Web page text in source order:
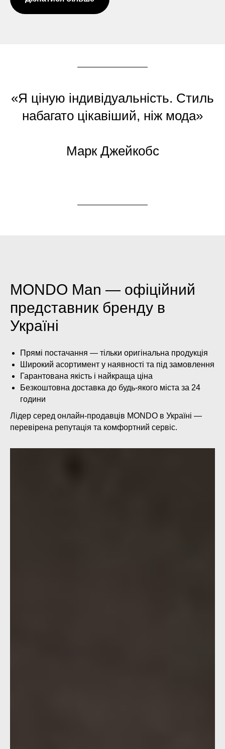
«Я ціную індивідуальність. Стиль
набагато цікавіший, ніж мода»
Марк Джейкобс
MONDO Man — офіційний
представник бренду в
Україні
Прямі постачання — тільки оригінальна продукція
Широкий асортимент у наявності та під замовлення
Гарантована якість і найкраща ціна
Безкоштовна доставка до будь-якого міста за 24
години
Лідер серед онлайн-продавців MONDO в Україні —
перевірена репутація та комфортний сервіс.